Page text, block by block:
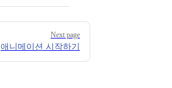
Next page
애니메이션 시작하기